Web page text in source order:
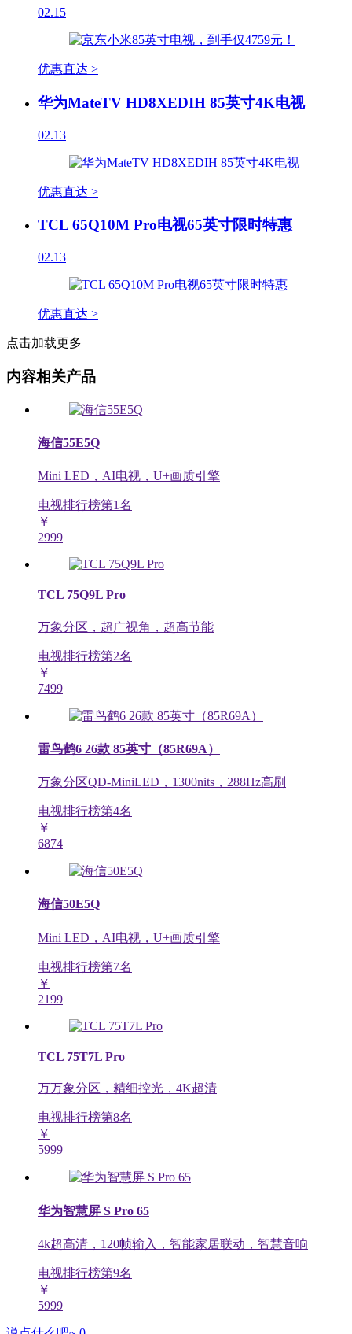
02.15
优惠直达 >
华为MateTV HD8XEDIH 85英寸4K电视
02.13
优惠直达 >
TCL 65Q10M Pro电视65英寸限时特惠
02.13
优惠直达 >
点击加载更多
内容相关产品
海信55E5Q
Mini LED，AI电视，U+画质引擎
电视排行榜第1名
￥
2999
TCL 75Q9L Pro
万象分区，超广视角，超高节能
电视排行榜第2名
￥
7499
雷鸟鹤6 26款 85英寸（85R69A）
万象分区QD-MiniLED，1300nits，288Hz高刷
电视排行榜第4名
￥
6874
海信50E5Q
Mini LED，AI电视，U+画质引擎
电视排行榜第7名
￥
2199
TCL 75T7L Pro
万万象分区，精细控光，4K超清
电视排行榜第8名
￥
5999
华为智慧屏 S Pro 65
4k超高清，120帧输入，智能家居联动，智慧音响
电视排行榜第9名
￥
5999